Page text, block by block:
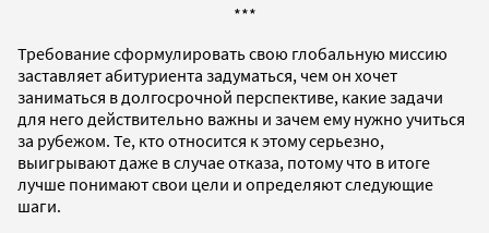
***
Требование сформулировать свою глобальную миссию
заставляет абитуриента задуматься, чем он хочет
заниматься в долгосрочной перспективе, какие задачи
для него действительно важны и зачем ему нужно учиться
за рубежом. Те, кто относится к этому серьезно,
выигрывают даже в случае отказа, потому что в итоге
лучше понимают свои цели и определяют следующие
шаги.